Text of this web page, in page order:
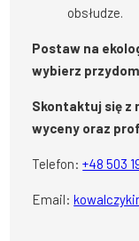
obsłudze.
Postaw na
wybierz
Skontaktuj się z
wyceny oraz
Telefon:+48 503
Email: